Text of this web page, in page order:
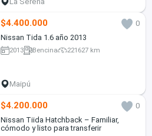
$4.400.000
0
Nissan Tida 1.6 año 2013
2013 Bencina 221627 km
Maipú
$4.200.000
0
Nissan Tiida Hatchback – Familiar,
cómodo y listo para transferir